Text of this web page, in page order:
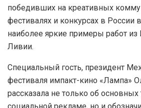
победивших на креативных
фестивалях и конкурсах в России
наиболее яркие примеры работ
Ливии.
Специальный гость, президент
фестиваля импакт-кино «Лампа»
рассказала не только об основных